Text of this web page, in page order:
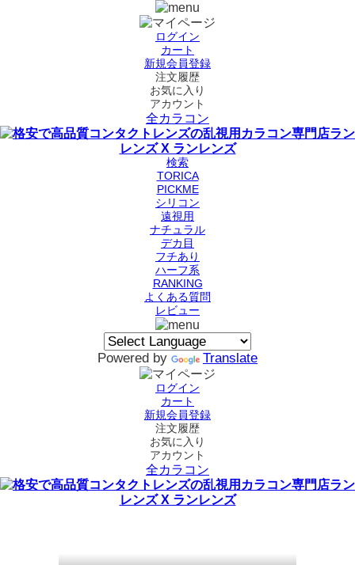
ログイン
カート
新規会員登録
注文履歴
お気に入り
アカウント
全カラコン
検索
TORICA
PICKME
シリコン
遠視用
ナチュラル
デカ目
フチあり
ハーフ系
RANKING
よくある質問
レビュー
Powered by Translate
ログイン
カート
新規会員登録
注文履歴
お気に入り
アカウント
全カラコン